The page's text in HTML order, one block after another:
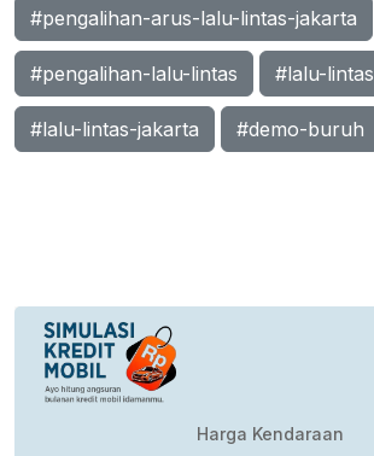
#pengalihan-arus-lalu-lintas-jakarta
#pengalihan-lalu-lintas #lalu-lintas
#lalu-lintas-jakarta #demo-buruh